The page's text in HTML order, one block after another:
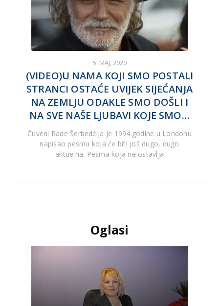
5. MAJ, 2020
(VIDEO)U NAMA KOJI SMO POSTALI
STRANCI OSTAĆE UVIJEK SIJEĆANJA
NA ZEMLJU ODAKLE SMO DOŠLI I
NA SVE NAŠE LJUBAVI KOJE SMO…
Čuveni Rade Šerbedžija je 1994.godine u Londonu
napisao pesmu koja će biti još dugo, dugo
aktuelna. Pesma koja ne ostavlja
Oglasi